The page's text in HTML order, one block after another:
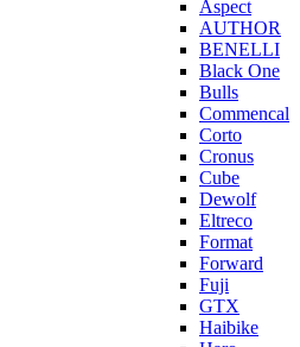
Aspect
AUTHOR
BENELLI
Black One
Bulls
Commencal
Corto
Cronus
Cube
Dewolf
Eltreco
Format
Forward
Fuji
GTX
Haibike